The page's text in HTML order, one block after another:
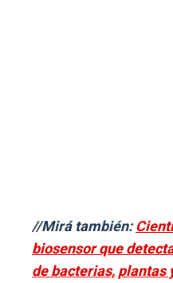
//Mirá también:
biosensor que
de bacterias, plantas